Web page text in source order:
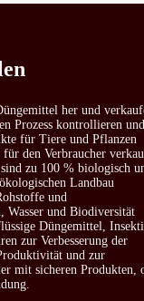
her und
Prozess kontrollieren und
für Tiere und Pflanzen
den Verbraucher
zu 100 % biologisch
Landbau
und
Wasser und Biodiversität
Düngemittel,
zur Verbesserung der
und zur
mit sicheren Produkten,